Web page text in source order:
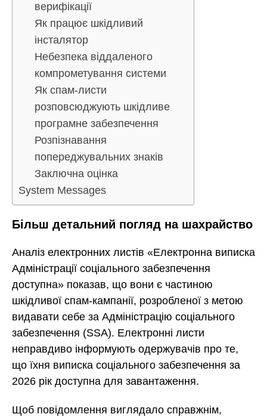
верифікації
Як працює шкідливий
інсталятор
Небезпека віддаленого
компрометування системи
Як спам-листи
розповсюджують шкідливе
програмне забезпечення
Розпізнавання
попереджувальних знаків
Заключна оцінка
System Messages
Більш детальний погляд на шахрайство
Аналіз електронних листів «Електронна виписка
Адміністрації соціального забезпечення
доступна» показав, що вони є частиною
шкідливої спам-кампанії, розробленої з метою
видавати себе за Адміністрацію соціального
забезпечення (SSA). Електронні листи
неправдиво інформують одержувачів про те,
що їхня виписка соціального забезпечення за
2026 рік доступна для завантаження.
Щоб повідомлення виглядало справжнім,